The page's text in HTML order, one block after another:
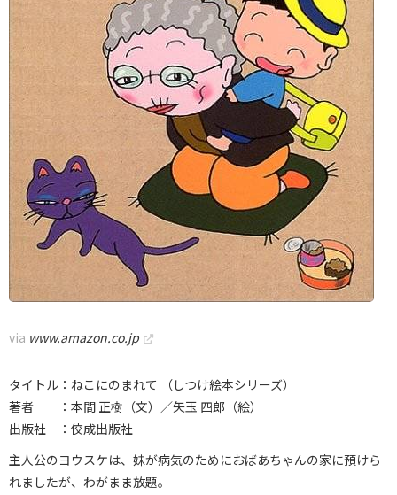
via www.amazon.co.jp
タイトル：ねこにのまれて （しつけ絵本シリーズ）
著者 ：本間 正樹（文）／矢玉 四郎（絵）
出版社 ：佼成出版社
主人公のヨウスケは、妹が病気のためにおばあちゃんの家に預けら
れましたが、わがまま放題。